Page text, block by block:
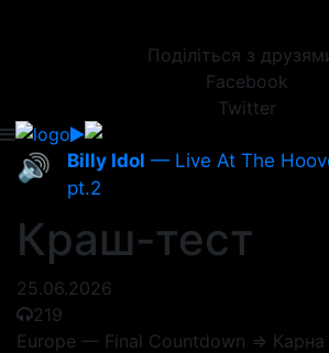
Поділіться з
Facebook
Twitter
🔊 Billy Idol — Live At The
pt.2
Краш-тест
25.06.2026
219
Europe — Final Countdown =>